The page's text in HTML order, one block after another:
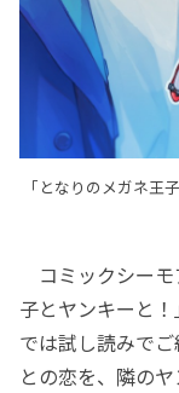
「となりのメガネ王
コミックシーモ
子とヤンキーと
では試し読みで
との恋を、隣の